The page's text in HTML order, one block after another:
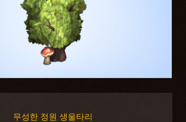
무성한 정원 생울타리